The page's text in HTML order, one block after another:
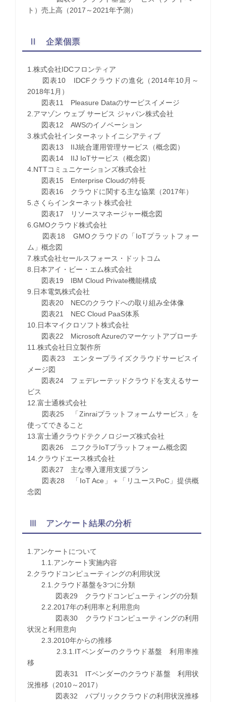
ト）売上高（2017～2021年予測）
Ⅱ 企業個票
1.株式会社IDCフロンティア
図表10 IDCFクラウドの進化（2014年10月～
2018年1月）
図表11 Pleasure Dataのサービスイメージ
2.アマゾン ウェブ サービス ジャパン株式会社
図表12 AWSのイノベーション
3.株式会社インターネットイニシアティブ
図表13 IIJ統合運用管理サービス（概念図）
図表14 IIJ IoTサービス（概念図）
4.NTTコミュニケーションズ株式会社
図表15 Enterprise Cloudの特長
図表16 クラウドに関する主な協業（2017年）
5.さくらインターネット株式会社
図表17 リソースマネージャー概念図
6.GMOクラウド株式会社
図表18 GMOクラウドの「IoTプラットフォー
ム」概念図
7.株式会社セールスフォース・ドットコム
8.日本アイ・ビー・エム株式会社
図表19 IBM Cloud Private機能構成
9.日本電気株式会社
図表20 NECのクラウドへの取り組み全体像
図表21 NEC Cloud PaaS体系
10.日本マイクロソフト株式会社
図表22 Microsoft Azureのマーケットアプローチ
11.株式会社日立製作所
図表23 エンタープライズクラウドサービスイ
メージ図
図表24 フェデレーテッドクラウドを支えるサー
ビス
12.富士通株式会社
図表25 「Zinraiプラットフォームサービス」を
使ってできること
13.富士通クラウドテクノロジーズ株式会社
図表26 ニフクラIoTプラットフォーム概念図
14.クラウドエース株式会社
図表27 主な導入運用支援プラン
図表28 「IoT Ace」＋「リユースPoC」提供概
念図
Ⅲ アンケート結果の分析
1.アンケートについて
1.1.アンケート実施内容
2.クラウドコンピューティングの利用状況
2.1.クラウド基盤を3つに分類
図表29 クラウドコンピューティングの分類
2.2.2017年の利用率と利用意向
図表30 クラウドコンピューティングの利用
状況と利用意向
2.3.2010年からの推移
2.3.1.ITベンダーのクラウド基盤 利用率推
移
図表31 ITベンダーのクラウド基盤 利用状
況推移（2010～2017）
図表32 パブリッククラウドの利用状況推移